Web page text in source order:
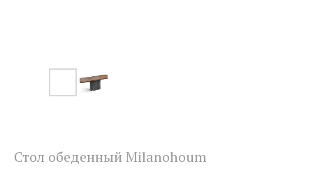
Стол обеденный Milanohoum